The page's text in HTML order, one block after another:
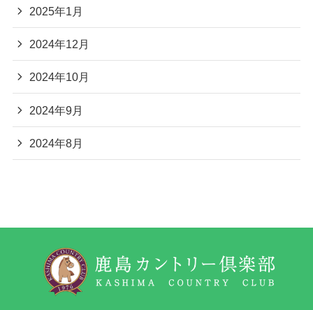
2025年1月
2024年12月
2024年10月
2024年9月
2024年8月